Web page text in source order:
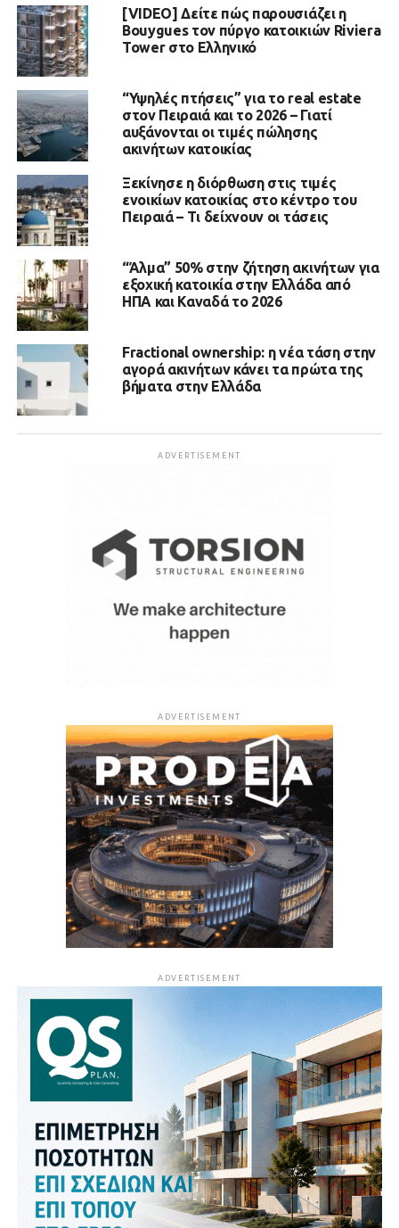
[VIDEO] Δείτε πώς παρουσιάζει η
Bouygues τον πύργο κατοικιών Riviera
Tower στο Ελληνικό
“Υψηλές πτήσεις” για το real estate
στον Πειραιά και το 2026 – Γιατί
αυξάνονται οι τιμές πώλησης
ακινήτων κατοικίας
Ξεκίνησε η διόρθωση στις τιμές
ενοικίων κατοικίας στο κέντρο του
Πειραιά – Τι δείχνουν οι τάσεις
“Άλμα” 50% στην ζήτηση ακινήτων για
εξοχική κατοικία στην Ελλάδα από
ΗΠΑ και Καναδά το 2026
Fractional ownership: η νέα τάση στην
αγορά ακινήτων κάνει τα πρώτα της
βήματα στην Ελλάδα
ADVERTISEMENT
ADVERTISEMENT
ADVERTISEMENT